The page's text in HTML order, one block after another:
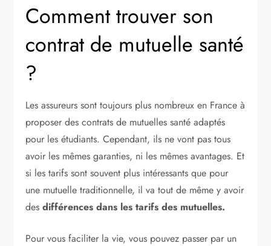
Comment trouver son
contrat de mutuelle santé
?
Les assureurs sont toujours plus nombreux en France à
proposer des contrats de mutuelles santé adaptés
pour les étudiants. Cependant, ils ne vont pas tous
avoir les mêmes garanties, ni les mêmes avantages. Et
si les tarifs sont souvent plus intéressants que pour
une mutuelle traditionnelle, il va tout de même y avoir
desdifférences dans les tarifs des mutuelles.
Pour vous faciliter la vie, vous pouvez passer par un